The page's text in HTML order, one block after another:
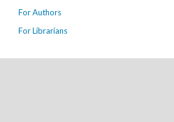
For Authors
For Librarians